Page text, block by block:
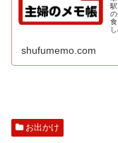
shufumemo.com
お出かけ